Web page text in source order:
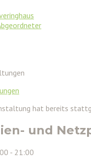
hat bereits
und
- 21:00